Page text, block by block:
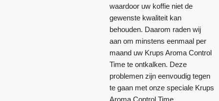
waardoor uw koffie niet de
gewenste kwaliteit kan
behouden. Daarom raden wij
aan om minstens eenmaal per
maand uw Krups Aroma Control
Time te ontkalken. Deze
problemen zijn eenvoudig tegen
te gaan met onze speciale Krups